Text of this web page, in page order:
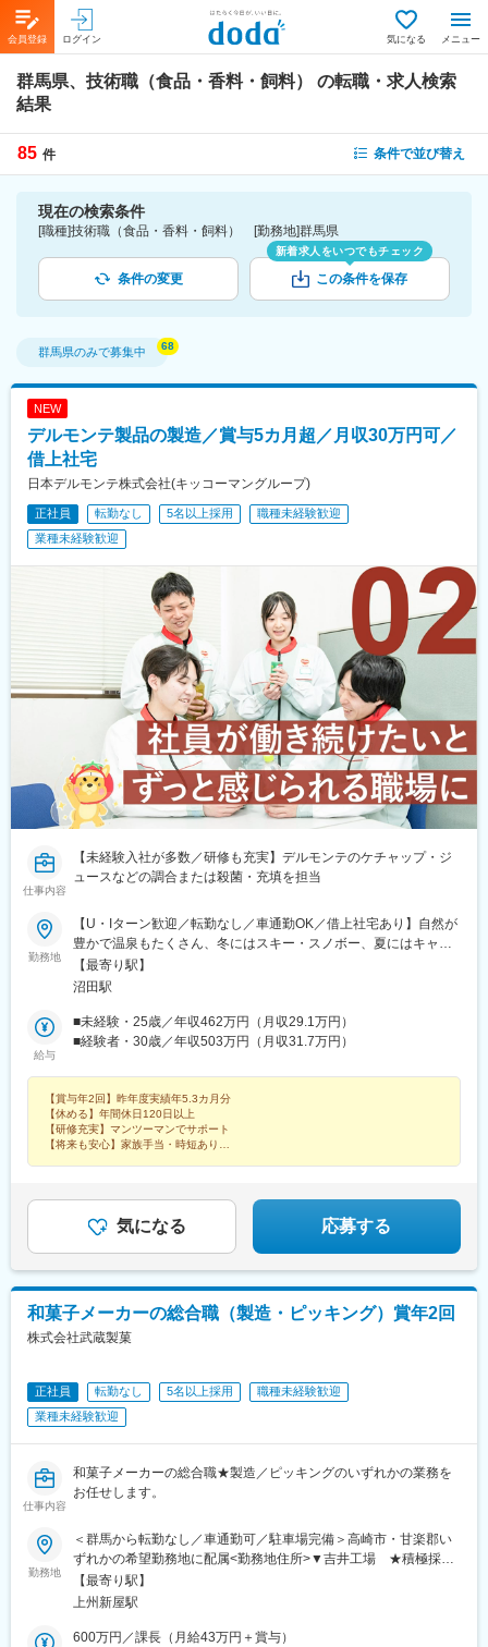
会員登録 ログイン 気になる メニュー
群馬県、技術職（食品・香料・飼料）
の転職・求人検索
結果
85 件 条件で並び替え
現在の検索条件
[職種]技術職（食品・香料・飼料） [勤務地]群馬県
条件の変更
新着求人をいつでもチェック
この条件を保存
群馬県のみで募集中
NEW
デルモンテ製品の製造／賞与5カ月超／月収30万円可／
借上社宅
日本デルモンテ株式会社(キッコーマングループ)
正社員 転勤なし 5名以上採用
職種未経験歓迎
業種未経験歓迎
仕事内容
【未経験入社が多数／研修も充実】デルモンテのケチャップ・ジ
ュースなどの調合または殺菌・充填を担当
勤務地
【U・Iターン歓迎／転勤なし／車通勤OK／借上社宅あり】自然が
豊かで温泉もたくさん、冬にはスキー・スノボー、夏にはキャン
プ・BBQなどアウトドアを楽しむこともできます！【群馬工場】
群馬県沼田市清水町3748＜アクセス＞・JR上越線「沼田駅」より
毛高原駅」より車で20分・関越自動車道「沼田」ICより車で10分
※受動喫煙対策：屋内全面禁煙、敷地内喫煙可能場所あり
【最寄り駅】
沼田駅
給与
■未経験・25歳／年収462万円（月収29.1万円）
■経験者・30歳／年収503万円（月収31.7万円）
【賞与年2回】昨年度実績年5.3カ月分
【休める】年間休日120日以上
【研修充実】マンツーマンでサポート
【将来も安心】家族手当・時短あり
気になる 応募する
和菓子メーカーの総合職（製造・ピッキング）賞年2回
株式会社武蔵製菓
正社員 転勤なし 5名以上採用
職種未経験歓迎
業種未経験歓迎
仕事内容
和菓子メーカーの総合職★製造／ピッキングのいずれかの業務を
お任せします。
勤務地
＜群馬から転勤なし／車通勤可／駐車場完備＞高崎市・甘楽郡い
ずれかの希望勤務地に配属<勤務地住所>▼吉井工場 ★積極採用
中★群馬県高崎市吉井町坂口111-1※上州福島駅より車5分▼甘楽
工場 ★積極採用中★群馬県甘楽郡甘楽町大字天引722-1※上州新
を保つため、工場内は一年中快適な20～23℃に保たれています。
【最寄り駅】
上州新屋駅
600万円／課長（月給43万円＋賞与）